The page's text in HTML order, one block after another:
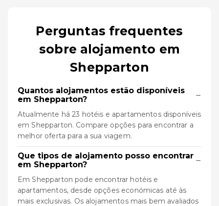
Perguntas frequentes
sobre alojamento em
Shepparton
Quantos alojamentos estão disponíveis
em Shepparton?
−
Atualmente há 23 hotéis e apartamentos disponíveis
em Shepparton. Compare opções para encontrar a
melhor oferta para a sua viagem.
Que tipos de alojamento posso encontrar
em Shepparton?
−
Em Shepparton pode encontrar hotéis e
apartamentos, desde opções económicas até às
mais exclusivas. Os alojamentos mais bem avaliados